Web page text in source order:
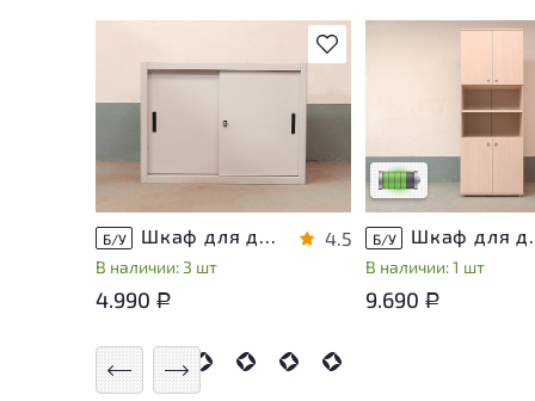
В избранное
Б/У Шкаф для документов Металл
В наличии: 3 шт
4.5
4.990 Р
незначительные
эксплуатации, не
использования
Низкая степень
Б/У Шкаф для
В наличии: 1 шт
9.690 Р